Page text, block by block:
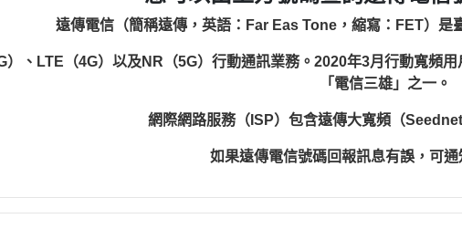
遠傳電信（簡稱遠傳，英語：Far Eas Tone，縮寫：FET）是
）、LTE（4G）以及NR（5G）行動通訊業務。2020年3月行動寬頻
「電信三雄」之一。
網際網路服務（ISP）包含遠傳大寬頻（
如果遠傳電信號碼回報訊息有誤，可通